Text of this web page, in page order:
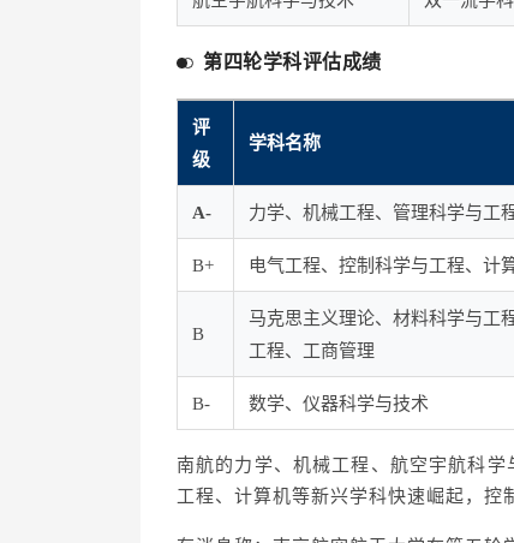
第四轮学科评估成绩
评
级
学科名称
A- 力学、机械工程、管理科学与工
B+ 电气工程、控制科学与工程、计
B
马克思主义理论、材料科学与工
工程、工商管理
B- 数学、仪器科学与技术
南航的力学、机械工程、航空宇航科
工程、计算机等新兴学科快速崛起，控